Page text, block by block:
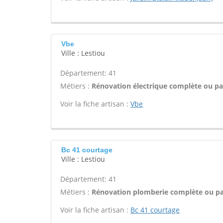
Vbe
Ville : Lestiou
Département: 41
Métiers : Rénovation électrique complète ou
Voir la fiche artisan : Vbe
Bc 41 courtage
Ville : Lestiou
Département: 41
Métiers : Rénovation plomberie complète ou
Voir la fiche artisan : Bc 41 courtage